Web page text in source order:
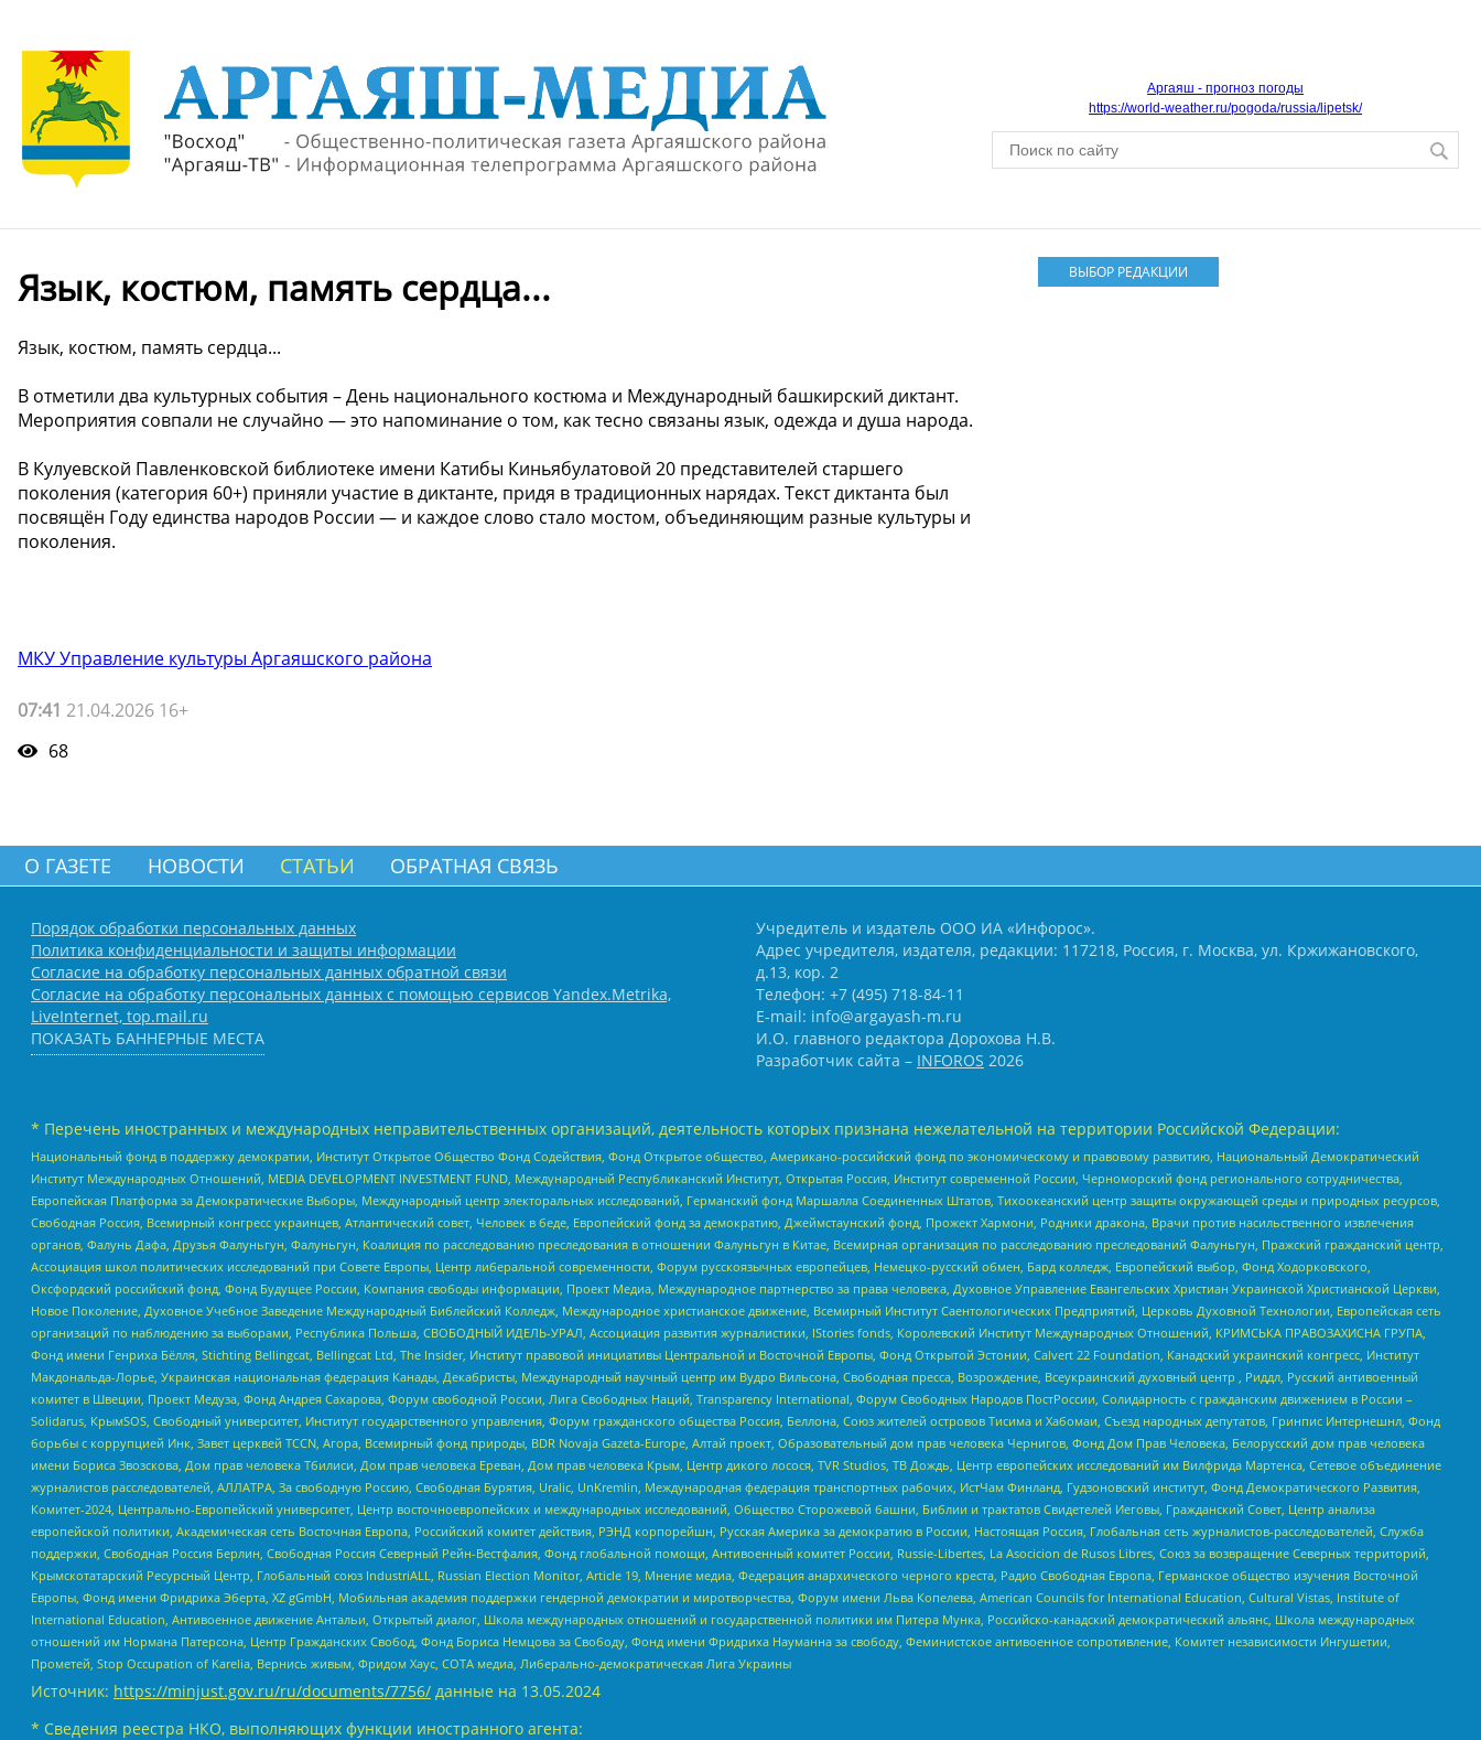
Аргаяш - прогноз погоды
https://world-weather.ru/pogoda/russia/lipetsk/
Язык, костюм, память сердца...
Язык, костюм, память сердца...
В отметили два культурных события – День национального костюма и Международный башкирский диктант.
Мероприятия совпали не случайно — это напоминание о том, как тесно связаны язык, одежда и душа народа.
В Кулуевской Павленковской библиотеке имени Катибы Киньябулатовой 20 представителей старшего
поколения (категория 60+) приняли участие в диктанте, придя в традиционных нарядах. Текст диктанта был
посвящён Году единства народов России — и каждое слово стало мостом, объединяющим разные культуры и
поколения.
МКУ Управление культуры Аргаяшского района
07:41 21.04.2026 16+
68
ВЫБОР РЕДАКЦИИ
О ГАЗЕТЕ НОВОСТИ СТАТЬИ ОБРАТНАЯ СВЯЗЬ
Порядок обработки персональных данных
Политика конфиденциальности и защиты информации
Согласие на обработку персональных данных обратной связи
Согласие на обработку персональных данных с помощью сервисов Yandex.Metrika,
LiveInternet, top.mail.ru
ПОКАЗАТЬ БАННЕРНЫЕ МЕСТА
Учредитель и издатель ООО ИА «Инфорос».
Адрес учредителя, издателя, редакции: 117218, Россия, г. Москва, ул. Кржижановского,
д.13, кор. 2
Телефон: +7 (495) 718-84-11
E-mail: info@argayash-m.ru
И.О. главного редактора Дорохова Н.В.
Разработчик сайта – INFOROS 2026
* Перечень иностранных и международных неправительственных организаций, деятельность которых признана нежелательной на территории Российской Федерации:
Национальный фонд в поддержку демократии, Институт Открытое Общество Фонд Содействия, Фонд Открытое общество, Американо-российский фонд по экономическому и правовому развитию, Национальный Демократический
Институт Международных Отношений, MEDIA DEVELOPMENT INVESTMENT FUND, Международный Республиканский Институт, Открытая Россия, Институт современной России, Черноморский фонд регионального сотрудничества,
Европейская Платформа за Демократические Выборы, Международный центр электоральных исследований, Германский фонд Маршалла Соединенных Штатов, Тихоокеанский центр защиты окружающей среды и природных ресурсов,
Свободная Россия, Всемирный конгресс украинцев, Атлантический совет, Человек в беде, Европейский фонд за демократию, Джеймстаунский фонд, Прожект Хармони, Родники дракона, Врачи против насильственного извлечения
органов, Фалунь Дафа, Друзья Фалуньгун, Фалуньгун, Коалиция по расследованию преследования в отношении Фалуньгун в Китае, Всемирная организация по расследованию преследований Фалуньгун, Пражский гражданский центр,
Ассоциация школ политических исследований при Совете Европы, Центр либеральной современности, Форум русскоязычных европейцев, Немецко-русский обмен, Бард колледж, Европейский выбор, Фонд Ходорковского,
Оксфордский российский фонд, Фонд Будущее России, Компания свободы информации, Проект Медиа, Международное партнерство за права человека, Духовное Управление Евангельских Христиан Украинской Христианской Церкви,
Новое Поколение, Духовное Учебное Заведение Международный Библейский Колледж, Международное христианское движение, Всемирный Институт Саентологических Предприятий, Церковь Духовной Технологии, Европейская сеть
организаций по наблюдению за выборами, Республика Польша, СВОБОДНЫЙ ИДЕЛЬ-УРАЛ, Ассоциация развития журналистики, IStories fonds, Королевский Институт Международных Отношений, КРИМСЬКА ПРАВОЗАХИСНА ГРУПА,
Фонд имени Генриха Бёлля, Stichting Bellingcat, Bellingcat Ltd, The Insider, Институт правовой инициативы Центральной и Восточной Европы, Фонд Открытой Эстонии, Calvert 22 Foundation, Канадский украинский конгресс, Институт
Макдональда-Лорье, Украинская национальная федерация Канады, Декабристы, Международный научный центр им Вудро Вильсона, Свободная пресса, Возрождение, Всеукраинский духовный центр , Риддл, Русский антивоенный
комитет в Швеции, Проект Медуза, Фонд Андрея Сахарова, Форум свободной России, Лига Свободных Наций, Transparеncy International, Форум Свободных Народов ПостРоссии, Солидарность с гражданским движением в России –
Solidarus, КрымSOS, Свободный университет, Институт государственного управления, Форум гражданского общества Россия, Беллона, Союз жителей островов Тисима и Хабомаи, Съезд народных депутатов, Гринпис Интернешнл, Фонд
борьбы с коррупцией Инк, Завет церквей TCCN, Агора, Всемирный фонд природы, BDR Novaja Gazeta-Europe, Алтай проект, Образовательный дом прав человека Чернигов, Фонд Дом Прав Человека, Белорусский дом прав человека
имени Бориса Звозскова, Дом прав человека Тбилиси, Дом прав человека Ереван, Дом прав человека Крым, Центр дикого лосося, TVR Studios, ТВ Дождь, Центр европейских исследований им Вилфрида Мартенса, Сетевое объединение
журналистов расследователей, АЛЛАТРА, За свободную Россию, Свободная Бурятия, Uralic, UnKremlin, Международная федерация транспортных рабочих, ИстЧам Финланд, Гудзоновский институт, Фонд Демократического Развития,
Комитет-2024, Центрально-Европейский университет, Центр восточноевропейских и международных исследований, Общество Сторожевой башни, Библии и трактатов Свидетелей Иеговы, Гражданский Совет, Центр анализа
европейской политики, Академическая сеть Восточная Европа, Российский комитет действия, РЭНД корпорейшн, Русская Америка за демократию в России, Настоящая Россия, Глобальная сеть журналистов-расследователей, Служба
поддержки, Свободная Россия Берлин, Свободная Россия Северный Рейн-Вестфалия, Фонд глобальной помощи, Антивоенный комитет России, Russie-Libertes, La Asocicion de Rusos Libres, Союз за возвращение Северных территорий,
Крымскотатарский Ресурсный Центр, Глобальный союз IndustriALL, Russian Election Monitor, Article 19, Мнение медиа, Федерация анархического черного креста, Радио Свободная Европа, Германское общество изучения Восточной
Европы, Фонд имени Фридриха Эберта, XZ gGmbH, Мобильная академия поддержки гендерной демократии и миротворчества, Форум имени Льва Копелева, American Councils for International Education, Cultural Vistas, Institute of
International Education, Антивоенное движение Антальи, Открытый диалог, Школа международных отношений и государственной политики им Питера Мунка, Российско-канадский демократический альянс, Школа международных
отношений им Нормана Патерсона, Центр Гражданских Свобод, Фонд Бориса Немцова за Свободу, Фонд имени Фридриха Науманна за свободу, Феминистское антивоенное сопротивление, Комитет независимости Ингушетии,
Прометей, Stop Occupation of Karelia, Вернись живым, Фридом Хаус, СОТА медиа, Либерально-демократическая Лига Украины
Источник: https://minjust.gov.ru/ru/documents/7756/ данные на 13.05.2024
* Сведения реестра НКО, выполняющих функции иностранного агента: